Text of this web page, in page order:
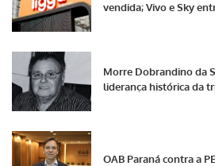
vendida; Vivo e Sky
Morre Dobrandino da
liderança histórica da
OAB Paraná contra a